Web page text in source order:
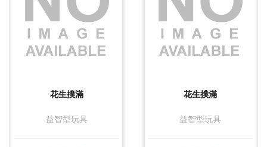
花生撲滿
益智型玩具
花生撲滿
益智型玩具